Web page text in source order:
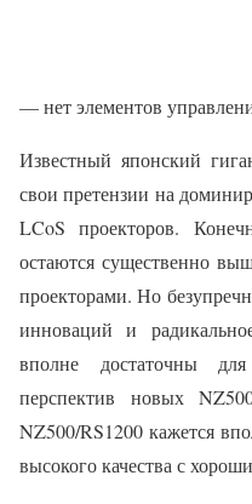
— нет элементов
Известный японский
свои претензии на
LCoS проекторов.
остаются существенно
проекторами. Но
инноваций и
вполне достаточны
перспектив новых
NZ500/RS1200 кажется
высокого качества с